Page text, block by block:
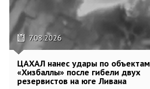
7.08.2026
ЦАХАЛ нанес удары по объектам
«Хизбаллы» после гибели двух
резервистов на юге Ливана